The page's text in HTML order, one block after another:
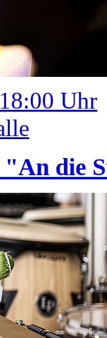
Uhr
die